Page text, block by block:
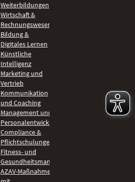
Weiterbildungen
Wirtschaft &
Rechnungswesen
Bildung &
Digitales Lernen
Künstliche
Intelligenz
Marketing und
Vertrieb
Kommunikation
und Coaching
Management und
Personalentwicklung
Compliance &
Pflichtschulungen
Fitness- und
Gesundheitsmanagement
AZAV-Maßnahmen